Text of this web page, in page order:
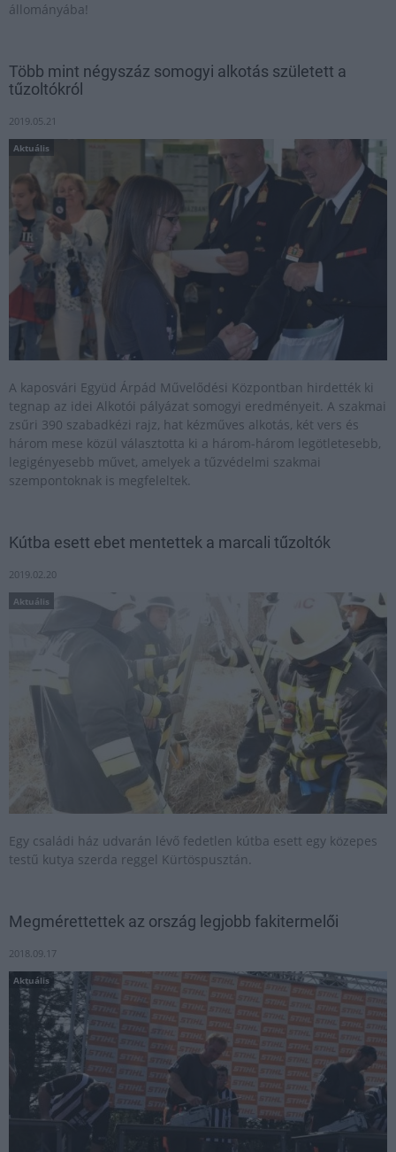
állományába!
Több mint négyszáz somogyi alkotás született a
tűzoltókról
2019.05.21
Aktuális
A kaposvári Együd Árpád Művelődési Központban hirdették ki
tegnap az idei Alkotói pályázat somogyi eredményeit. A szakmai
zsűri 390 szabadkézi rajz, hat kézműves alkotás, két vers és
három mese közül választotta ki a három-három legötletesebb,
legigényesebb művet, amelyek a tűzvédelmi szakmai
szempontoknak is megfeleltek.
Kútba esett ebet mentettek a marcali tűzoltók
2019.02.20
Aktuális
Egy családi ház udvarán lévő fedetlen kútba esett egy közepes
testű kutya szerda reggel Kürtöspusztán.
Megmérettettek az ország legjobb fakitermelői
2018.09.17
Aktuális